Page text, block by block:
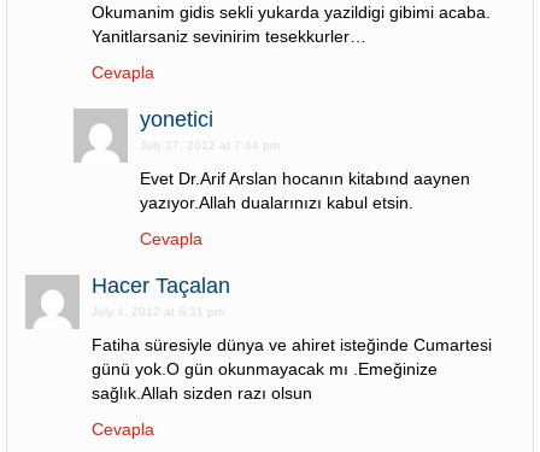
Okumanim gidis sekli yukarda yazildigi gibimi acaba.
Yanitlarsaniz sevinirim tesekkurler…
Cevapla
yonetici
July 27, 2012 at 7:44 pm
Evet Dr.Arif Arslan hocanın kitabınd aaynen
yazıyor.Allah dualarınızı kabul etsin.
Cevapla
Hacer Taçalan
July 1, 2012 at 6:31 pm
Fatiha süresiyle dünya ve ahiret isteğinde Cumartesi
günü yok.O gün okunmayacak mı .Emeğinize
sağlık.Allah sizden razı olsun
Cevapla